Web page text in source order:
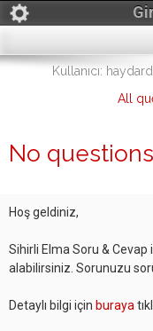
Kullanıcı:
All
No
Hoş geldiniz,
Sihirli Elma Soru & Cevap
alabilirsiniz. Sorunuzu
Detaylı bilgi için buraya